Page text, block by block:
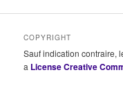
COPYRIGHT
Sauf indication contraire,
a License Creative